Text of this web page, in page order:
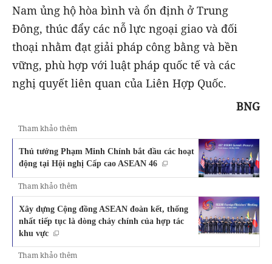
Nam ủng hộ hòa bình và ổn định ở Trung
Đông, thúc đẩy các nỗ lực ngoại giao và đối
thoại nhằm đạt giải pháp công bằng và bền
vững, phù hợp với luật pháp quốc tế và các
nghị quyết liên quan của Liên Hợp Quốc.
BNG
Tham khảo thêm
Thủ tướng Phạm Minh Chính bắt đầu các hoạt
động tại Hội nghị Cấp cao ASEAN 46
Tham khảo thêm
Xây dựng Cộng đồng ASEAN đoàn kết, thống
nhất tiếp tục là dòng chảy chính của hợp tác
khu vực
Tham khảo thêm